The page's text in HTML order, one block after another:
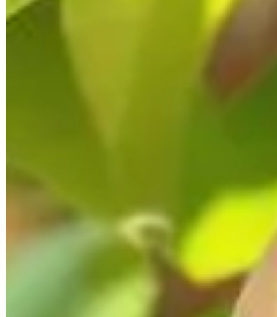
Publié le
La cloque du pêcher, une maladie fongique
recherchent constamment des solutions innovantes
d’œufs suspendues aux branches. Cette technique
conventionnelle et explorerons les autres stratégies
L'historique et la croyance
Les coquilles d’œufs ont longtemps été utilisées
imitant la présence d'œufs d'oiseaux, pourraient
n'existe aucune preuve scientifique solide validant
certains ont constaté une réduction de la sévérité,
Les avantages perçus de l'utilisation des
Certains jardiniers notent que, mises en place
perturberaient la perception visuelle des insectes,
simple, peu coûteuse et a l'avantage d'être
Les limites et les critiques de cette pratique
En dépit de son aspect écologique, la méthode des
de son efficacité. De plus, elle ne protège pas